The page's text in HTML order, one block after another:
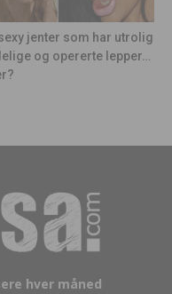
jenter som har utrolig
og opererte lepper…
hver måned